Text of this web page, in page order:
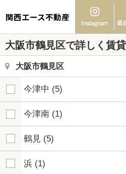
関西エース不動産
大阪市鶴見区で詳しく賃
大阪市鶴見区
今津中 (5)
今津南 (1)
鶴見 (5)
浜 (1)